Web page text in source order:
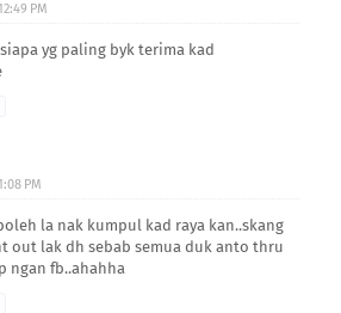
PM
yg paling byk terima kad
PM
la nak kumpul kad raya kan..skang
out lak dh sebab semua duk anto thru
ngan fb..ahahha